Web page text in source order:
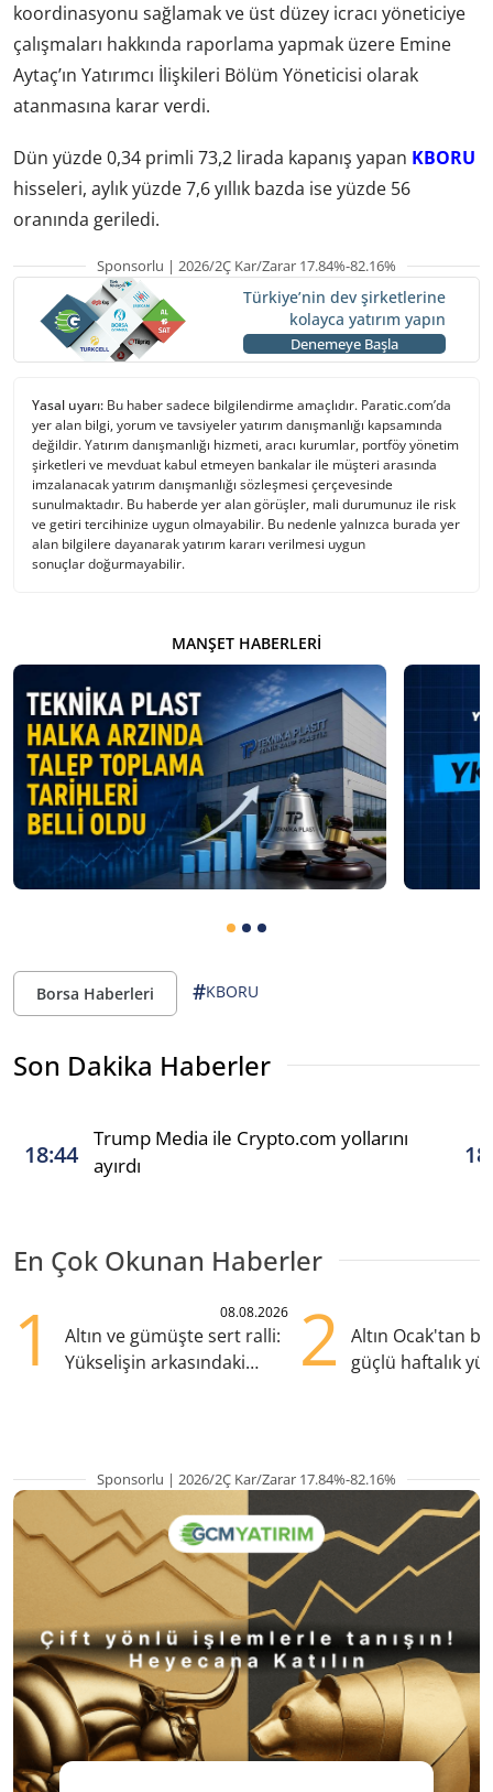
koordinasyonu sağlamak ve üst düzey icracı yöneticiye
çalışmaları hakkında raporlama yapmak üzere Emine
Aytaç’ın Yatırımcı İlişkileri Bölüm Yöneticisi olarak
atanmasına karar verdi.
Dün yüzde 0,34 primli 73,2 lirada kapanış yapan KBORU
hisseleri, aylık yüzde 7,6 yıllık bazda ise yüzde 56
oranında geriledi.
Sponsorlu | 2026/2Ç Kar/Zarar 17.84%-82.16%
Türkiye’nin dev şirketlerine
kolayca yatırım yapın
Denemeye Başla
Yasal uyarı: Bu haber sadece bilgilendirme amaçlıdır. Paratic.com’da
yer alan bilgi, yorum ve tavsiyeler yatırım danışmanlığı kapsamında
değildir. Yatırım danışmanlığı hizmeti, aracı kurumlar, portföy yönetim
şirketleri ve mevduat kabul etmeyen bankalar ile müşteri arasında
imzalanacak yatırım danışmanlığı sözleşmesi çerçevesinde
sunulmaktadır. Bu haberde yer alan görüşler, mali durumunuz ile risk
ve getiri tercihinize uygun olmayabilir. Bu nedenle yalnızca burada yer
alan bilgilere dayanarak yatırım kararı verilmesi uygun
sonuçlar doğurmayabilir.
MANŞET HABERLERI
Borsa Haberleri #KBORU
Son Dakika Haberler
18:44
Trump Media ile Crypto.com yollarını
ayırdı
En Çok Okunan Haberler
1 08.08.2026
Altın ve gümüşte sert ralli:
Yükselişin arkasındaki
2
Altın Ocak'tan
güçlü haftalık
Sponsorlu | 2026/2Ç Kar/Zarar 17.84%-82.16%